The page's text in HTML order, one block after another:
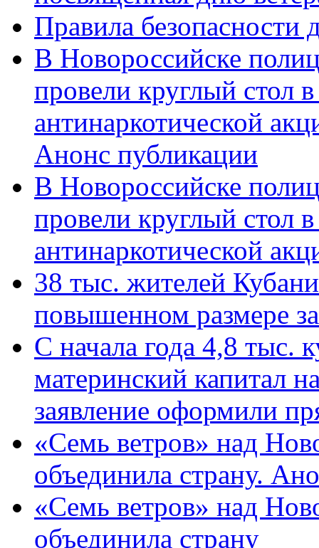
Правила безопасности
В Новороссийске
провели круглый стол
антинаркотической
Анонс публикации
В Новороссийске
провели круглый стол
антинаркотической
38 тыс. жителей
повышенном размере
С начала года 4,8 тыс.
материнский капитал
заявление оформили
«Семь ветров» над
объединила страну.
«Семь ветров» над
объединила страну